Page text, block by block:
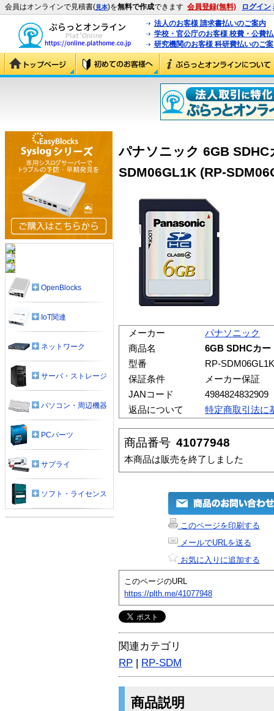
会員はオンラインで見積書(見本)を無料で作成できます 会員登録(無料) ログイン
法人のお客様 請求書払いのご案内
学校・官公庁のお客様 校費・公費
研究機関のお客様 科研費払いのご
パナソニック 6GB
SDM06GL1K (RP-
メーカー
パナソニック
商品名
6GB SDHCカ
型番
RP-SDM06GL1K
保証条件
メーカー保証
JANコード
4984824832909
返品について
特定商取引法に
商品番号 41077948
本商品は販売を終了しました
このページを印刷する
メールでURLを送る
お気に入りに追加する
このページのURL
https://plth.me/41077948
関連カテゴリ
RP | RP-SDM
商品説明
OpenBlocks
IoT関連
ネットワーク
サーバ・ストレージ
パソコン・周辺機器
PCパーツ
サプライ
ソフト・ライセンス